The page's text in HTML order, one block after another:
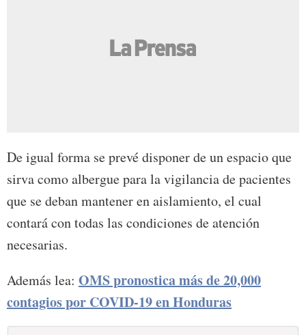
De igual forma se prevé disponer de un espacio que
sirva como albergue para la vigilancia de pacientes
que se deban mantener en aislamiento, el cual
contará con todas las condiciones de atención
necesarias.
Además lea: OMS pronostica más de 20,000
contagios por COVID-19 en Honduras